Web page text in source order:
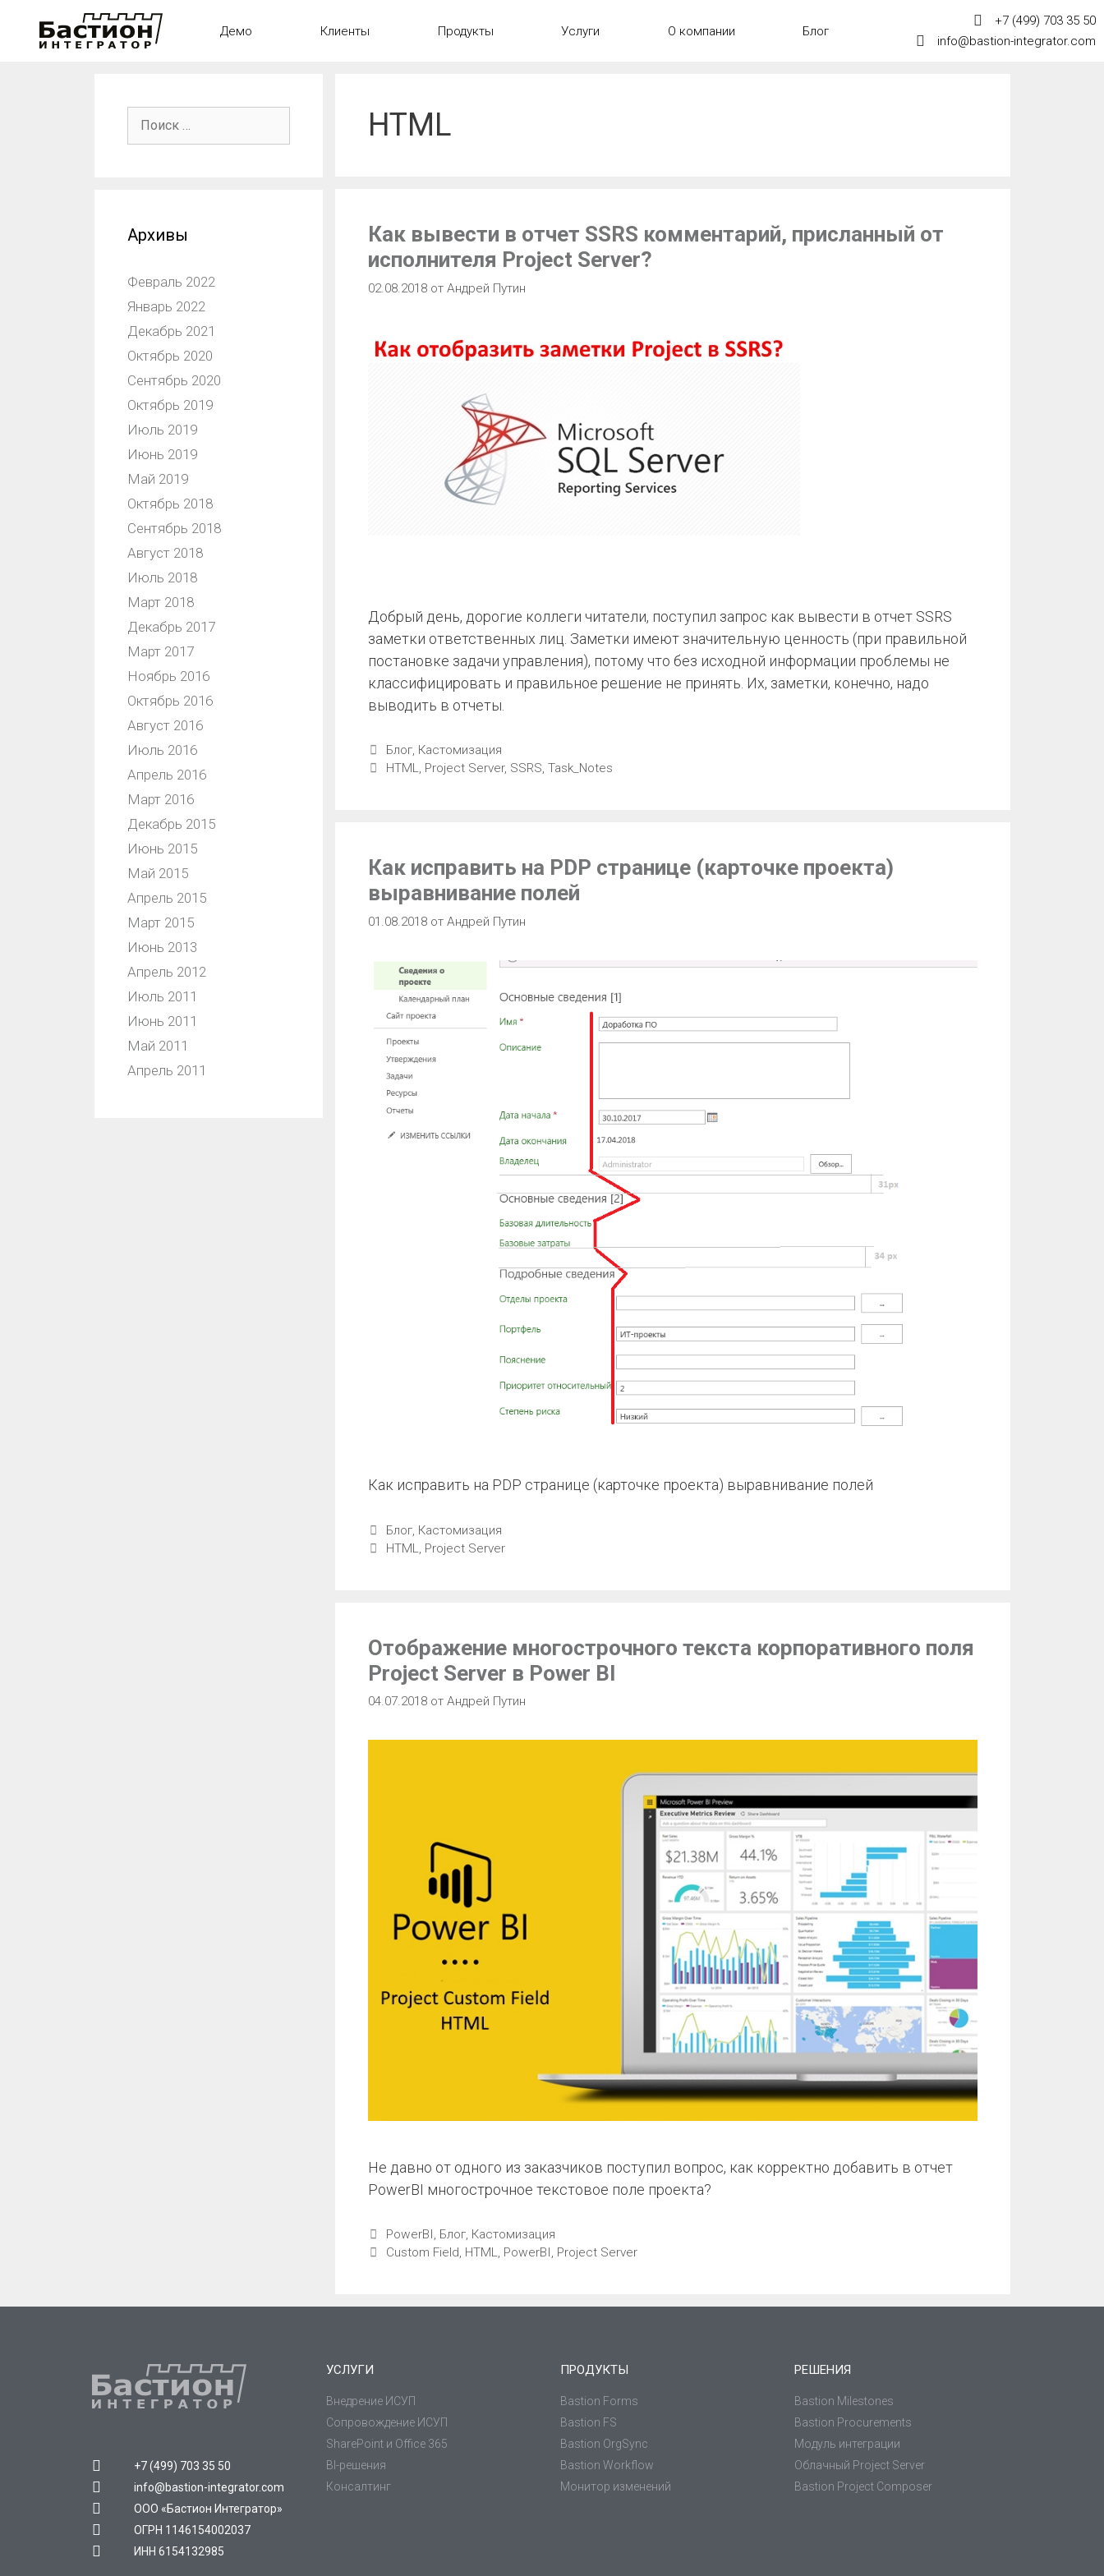
Демо Клиенты Продукты Услуги О компании Блог
+7 (499) 703 35 50
info@bastion-integrator.com
HTML
Как вывести в отчет SSRS комментарий, присланный от
исполнителя Project Server?
02.08.2018 отАндрей Путин
Добрый день, дорогие коллеги читатели, поступил запрос как вывести в отчет SSRS
заметки ответственных лиц. Заметки имеют значительную ценность (при правильной
постановке задачи управления), потому что без исходной информации проблемы не
классифицировать и правильное решение не принять. Их, заметки, конечно, надо
выводить в отчеты.
Блог, Кастомизация
HTML, Project Server, SSRS,Task_Notes
Как исправить на PDP странице (карточке проекта)
выравнивание полей
01.08.2018 отАндрей Путин
Как исправить на PDP странице (карточке проекта) выравнивание полей
Блог, Кастомизация
HTML, Project Server
Отображение многострочного текста корпоративного поля
Project Server в Power BI
04.07.2018 отАндрей Путин
Не давно от одного из заказчиков поступил вопрос, как корректно добавить в отчет
PowerBI многострочное текстовое поле проекта?
PowerBI, Блог, Кастомизация
Custom Field, HTML, PowerBI, Project Server
Архивы
Февраль 2022
Январь 2022
Декабрь 2021
Октябрь 2020
Сентябрь 2020
Октябрь 2019
Июль 2019
Июнь 2019
Май 2019
Октябрь 2018
Сентябрь 2018
Август 2018
Июль 2018
Март 2018
Декабрь 2017
Март 2017
Ноябрь 2016
Октябрь 2016
Август 2016
Июль 2016
Апрель 2016
Март 2016
Декабрь 2015
Июнь 2015
Май 2015
Апрель 2015
Март 2015
Июнь 2013
Апрель 2012
Июль 2011
Июнь 2011
Май 2011
Апрель 2011
+7 (499) 703 35 50
info@bastion-integrator.com
ООО «Бастион Интегратор»
ОГРН 1146154002037
ИНН 6154132985
УСЛУГИ
Внедрение ИСУП
Сопровождение ИСУП
SharePoint и Office 365
BI-решения
Консалтинг
ПРОДУКТЫ
Bastion Forms
Bastion FS
Bastion OrgSync
Bastion Workflow
Монитор изменений
РЕШЕНИЯ
Bastion Milestones
Bastion Procurements
Модуль интеграции
Облачный Project Server
Bastion Project Composer